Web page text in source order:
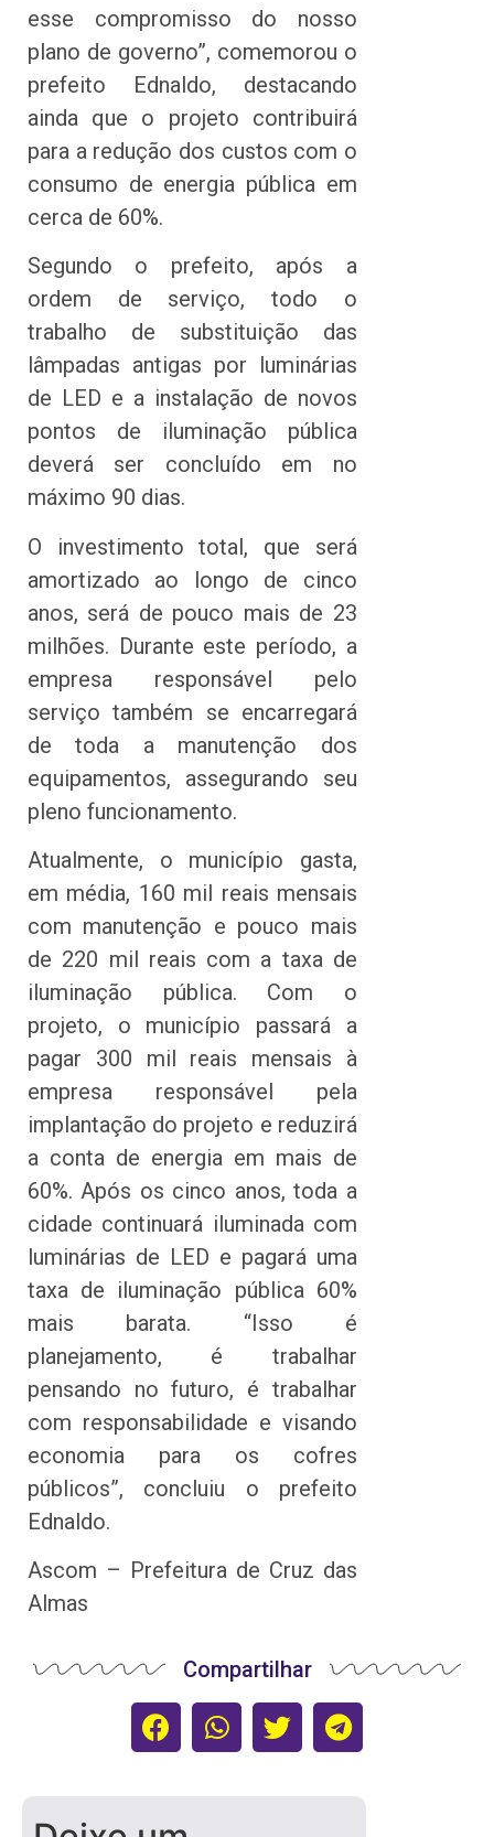
esse compromisso do nosso
plano de governo”, comemorou o
prefeito Ednaldo, destacando
ainda que o projeto contribuirá
para a redução dos custos com o
consumo de energia pública em
cerca de 60%.
Segundo o prefeito, após a
ordem de serviço, todo o
trabalho de substituição das
lâmpadas antigas por luminárias
de LED e a instalação de novos
pontos de iluminação pública
deverá ser concluído em no
máximo 90 dias.
O investimento total, que será
amortizado ao longo de cinco
anos, será de pouco mais de 23
milhões. Durante este período, a
empresa responsável pelo
serviço também se encarregará
de toda a manutenção dos
equipamentos, assegurando seu
pleno funcionamento.
Atualmente, o município gasta,
em média, 160 mil reais mensais
com manutenção e pouco mais
de 220 mil reais com a taxa de
iluminação pública. Com o
projeto, o município passará a
pagar 300 mil reais mensais à
empresa responsável pela
implantação do projeto e reduzirá
a conta de energia em mais de
60%. Após os cinco anos, toda a
cidade continuará iluminada com
luminárias de LED e pagará uma
taxa de iluminação pública 60%
mais barata. “Isso é
planejamento, é trabalhar
pensando no futuro, é trabalhar
com responsabilidade e visando
economia para os cofres
públicos”, concluiu o prefeito
Ednaldo.
Ascom – Prefeitura de Cruz das
Almas
Compartilhar